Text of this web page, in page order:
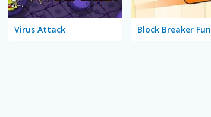
Virus Attack Block Breaker Fun